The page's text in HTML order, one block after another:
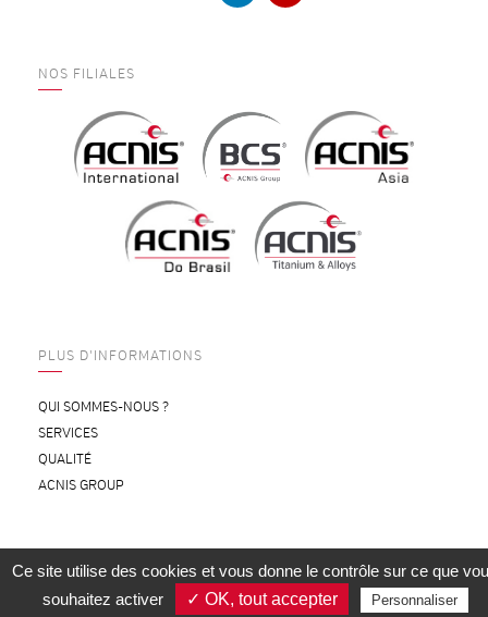
NOS FILIALES
PLUS D'INFORMATIONS
QUI SOMMES-NOUS ?
SERVICES
QUALITÉ
ACNIS GROUP
CONTACTEZ-NOUS OUTILS DE CALCUL
Ce site utilise des cookies et vous donne le contrôle sur ce que
souhaitez activer
✓ OK, tout accepter Personnaliser